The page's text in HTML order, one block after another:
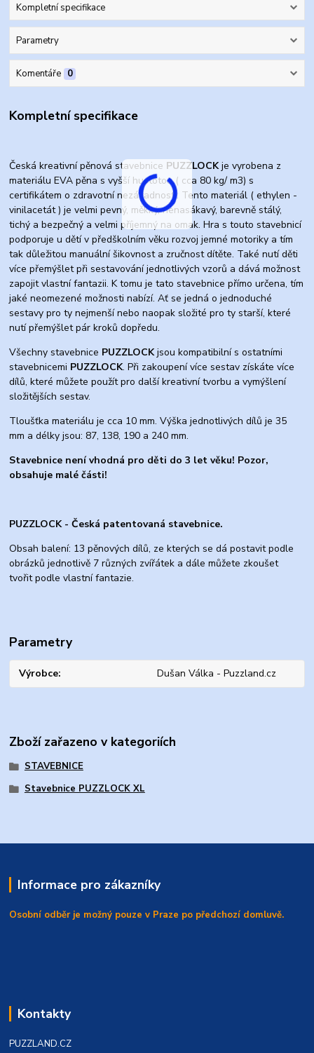
Kompletní specifikace
Parametry
Komentáře 0
Kompletní specifikace
Česká kreativní pěnová stavebnice PUZZLOCKje vyrobena z
materiálu EVA pěna s vyšší hustotou ( cca 80 kg/ m3) s
certifikátem o zdravotní nezávadnosti. Tento materiál ( ethylen -
vinilacetát ) je velmi pevný, měkký, nenasákavý, barevně stálý,
tichý a bezpečný a velmi příjemný na omak. Hra s touto stavebnicí
podporuje u dětí v předškolním věku rozvoj jemné motoriky a tím
tak důležitou manuální šikovnost a zručnost dítěte. Také nutí děti
více přemýšlet při sestavování jednotlivých vzorů a dává možnost
zapojit vlastní fantazii. K tomu je tato stavebnice přímo určena, tím
jaké neomezené možnosti nabízí. Ať se jedná o jednoduché
sestavy pro ty nejmenší nebo naopak složité pro ty starší, které
nutí přemýšlet pár kroků dopředu.
Všechny stavebnice PUZZLOCKjsou kompatibilní s ostatními
stavebnicemi PUZZLOCK. Při zakoupení více sestav získáte více
dílů, které můžete použít pro další kreativní tvorbu a vymýšlení
složitějších sestav.
Tloušťka materiálu je cca 10 mm. Výška jednotlivých dílů je 35
mm a délky jsou: 87, 138, 190 a 240 mm.
Stavebnice není vhodná pro děti do 3 let věku! Pozor,
obsahuje malé části!
PUZZLOCK - Česká patentovaná stavebnice.
Obsah balení: 13 pěnových dílů, ze kterých se dá postavit podle
obrázků jednotlivě 7 různých zvířátek a dále můžete zkoušet
tvořit podle vlastní fantazie.
Parametry
Výrobce Dušan Válka - Puzzland.cz
Zboží zařazeno v kategoriích
STAVEBNICE
Stavebnice PUZZLOCK XL
Informace pro zákazníky
Osobní odběr je možný pouze v Praze po předchozí domluvě.
Kontakty
PUZZLAND.CZ